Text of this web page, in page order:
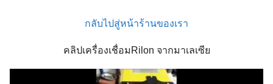
กลับไปสู่หน้าร้านของเรา
คลิปเครื่องเชื่อมRilon จากมาเลเซีย